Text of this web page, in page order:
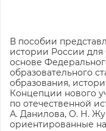
В пособии
истории России для
основе
образовательного
образования,
Концепции нового
по отечественной
А. Данилова, О. Н.
ориентированные